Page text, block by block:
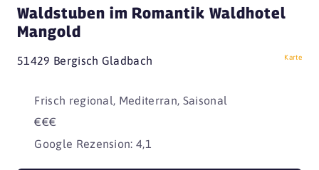
Waldstuben im Romantik Waldhotel
Mangold
51429 Bergisch Gladbach Karte
Frisch regional, Mediterran, Saisonal
€€€
Google Rezension: 4,1